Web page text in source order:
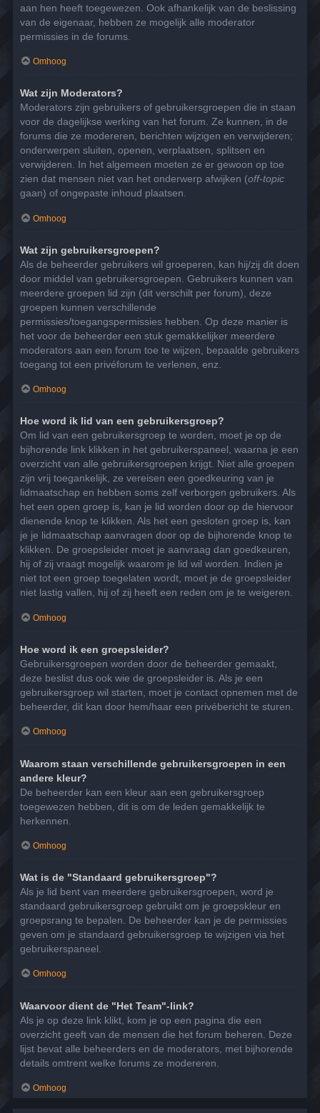
aan hen heeft toegewezen. Ook afhankelijk van de beslissing
van de eigenaar, hebben ze mogelijk alle moderator
permissies in de forums.
Omhoog
Wat zijn Moderators?
Moderators zijn gebruikers of gebruikersgroepen die in staan
voor de dagelijkse werking van het forum. Ze kunnen, in de
forums die ze modereren, berichten wijzigen en verwijderen;
onderwerpen sluiten, openen, verplaatsen, splitsen en
verwijderen. In het algemeen moeten ze er gewoon op toe
zien dat mensen niet van het onderwerp afwijken (off-topic
gaan) of ongepaste inhoud plaatsen.
Omhoog
Wat zijn gebruikersgroepen?
Als de beheerder gebruikers wil groeperen, kan hij/zij dit doen
door middel van gebruikersgroepen. Gebruikers kunnen van
meerdere groepen lid zijn (dit verschilt per forum), deze
groepen kunnen verschillende
permissies/toegangspermissies hebben. Op deze manier is
het voor de beheerder een stuk gemakkelijker meerdere
moderators aan een forum toe te wijzen, bepaalde gebruikers
toegang tot een privéforum te verlenen, enz.
Omhoog
Hoe word ik lid van een gebruikersgroep?
Om lid van een gebruikersgroep te worden, moet je op de
bijhorende link klikken in het gebruikerspaneel, waarna je een
overzicht van alle gebruikersgroepen krijgt. Niet alle groepen
zijn vrij toegankelijk, ze vereisen een goedkeuring van je
lidmaatschap en hebben soms zelf verborgen gebruikers. Als
het een open groep is, kan je lid worden door op de hiervoor
dienende knop te klikken. Als het een gesloten groep is, kan
je je lidmaatschap aanvragen door op de bijhorende knop te
klikken. De groepsleider moet je aanvraag dan goedkeuren,
hij of zij vraagt mogelijk waarom je lid wil worden. Indien je
niet tot een groep toegelaten wordt, moet je de groepsleider
niet lastig vallen, hij of zij heeft een reden om je te weigeren.
Omhoog
Hoe word ik een groepsleider?
Gebruikersgroepen worden door de beheerder gemaakt,
deze beslist dus ook wie de groepsleider is. Als je een
gebruikersgroep wil starten, moet je contact opnemen met de
beheerder, dit kan door hem/haar een privébericht te sturen.
Omhoog
Waarom staan verschillende gebruikersgroepen in een
andere kleur?
De beheerder kan een kleur aan een gebruikersgroep
toegewezen hebben, dit is om de leden gemakkelijk te
herkennen.
Omhoog
Wat is de "Standaard gebruikersgroep"?
Als je lid bent van meerdere gebruikersgroepen, word je
standaard gebruikersgroep gebruikt om je groepskleur en
groepsrang te bepalen. De beheerder kan je de permissies
geven om je standaard gebruikersgroep te wijzigen via het
gebruikerspaneel.
Omhoog
Waarvoor dient de "Het Team"-link?
Als je op deze link klikt, kom je op een pagina die een
overzicht geeft van de mensen die het forum beheren. Deze
lijst bevat alle beheerders en de moderators, met bijhorende
details omtrent welke forums ze modereren.
Omhoog